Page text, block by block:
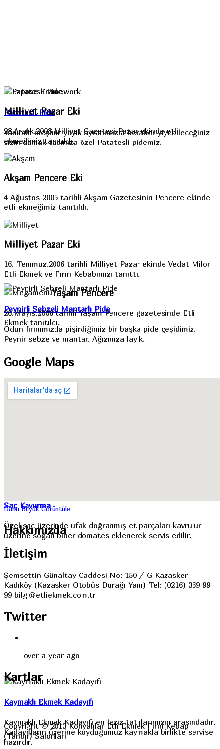
Patatesli Pide
Yanında meşhur yayık ayranımızla beraber yiyebileceğiniz
sizin damak tadınıza özel Patatesli pidemiz.
Peynirli Sebzeli Mantarlı Pide
Odun fırınımızda pişirdiğimiz bir başka pide çeşidimiz.
Peynir sebze ve mantar. Ağızınıza layık.
Saç Kavurma
Özel sac üzerinde ufak doğranmış et parçaları kavrulur
üzerine soğan biber domates eklenerek servis edilir.
Kaymaklı Ekmek Kadayıfı
Kaymaklı Ekmek Kadayıfı en leziz tatlılarımızın arasındadır.
Kadayıfların üzerine koyduğumuz kaymakla birlikte servise
hazırdır.
Milliyet Pazar Eki
28.Aralık.2008 Milliyet Gazetesi Pazar ekinde etli
ekmeğimiz tanıtıldı.
Akşam Pencere Eki
4 Ağustos 2005 tarihli Akşam Gazetesinin Pencere ekinde
etli ekmeğimiz tanıtıldı.
Milliyet Pazar Eki
16. Temmuz.2006 tarihli Milliyet Pazar ekinde Vedat Milor
Etli Ekmek ve Fırın Kebabımızı tanıttı.
Yaşam Pencere
26.Mayıs.2006 tarihli Yaşam Pencere gazetesinde Etli
Ekmek tanıtıldı.
Google Maps
Daha Büyük Görüntüle
Hakkımızda
İletişim
Şemsettin Günaltay Caddesi No: 150 / G Kazasker -
Kadıköy (Kazasker Otobüs Durağı Yanı) Tel: (0216) 369 99
99 bilgi@etliekmek.com.tr
Twitter
over a year ago
Kartlar
Copyright © 2013 Konyalılar Etli Ekmek Fırın Kebap
(Tandır) Salonları